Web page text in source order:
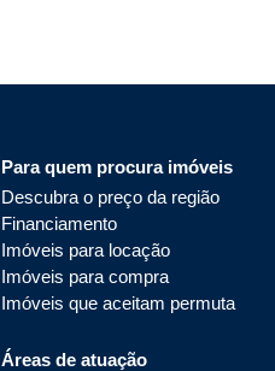
Para quem procura imóveis
Descubra o preço da região
Financiamento
Imóveis para locação
Imóveis para compra
Imóveis que aceitam permuta
Áreas de atuação